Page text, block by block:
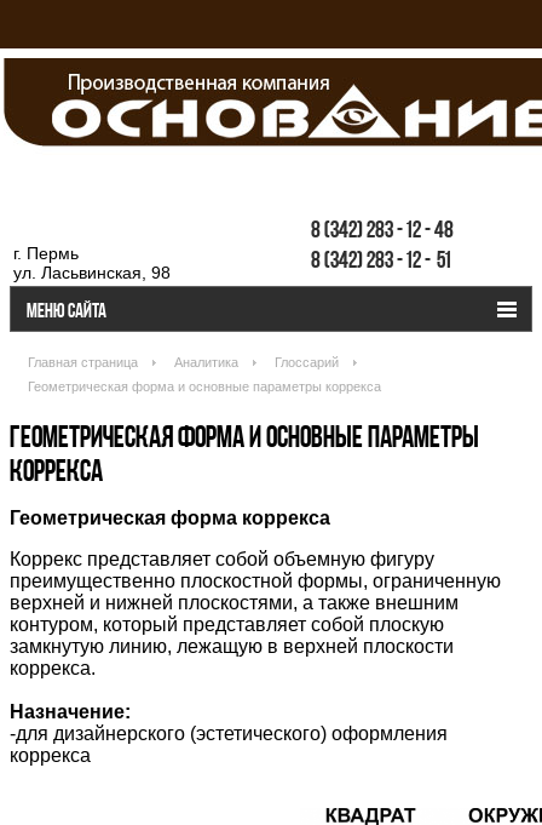
г. Пермь
ул. Ласьвинская, 98
8(342)283-12-48
8(342)283-12- 51
Меню сайта
Главная страница Аналитика
Глоссарий
Геометрическая форма и основные параметры коррекса
ГЕОМЕТРИЧЕСКАЯ ФОРМА И ОСНОВНЫЕ ПАРАМЕТРЫ
КОРРЕКСА
Геометрическая форма коррекса
Коррекс представляет собой объемную фигуру
преимущественно плоскостной формы, ограниченную
верхней и нижней плоскостями, а также внешним
контуром, который представляет собой плоскую
замкнутую линию, лежащую в верхней плоскости
коррекса.
Назначение:
-для дизайнерского (эстетического) оформления
коррекса